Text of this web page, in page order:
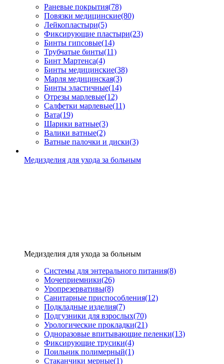
Раневые покрытия(78)
Повязки медицинские(80)
Лейкопластыри(5)
Фиксирующие пластыри(23)
Бинты гипсовые(14)
Трубчатые бинты(11)
Бинт Мартенса(4)
Бинты медицинские(38)
Марля медицинская(3)
Бинты эластичные(14)
Отрезы марлевые(12)
Салфетки марлевые(11)
Вата(19)
Шарики ватные(3)
Валики ватные(2)
Ватные палочки и диски(3)
Медизделия для ухода за больным
Медизделия для ухода за больным
Системы для энтерального питания(8)
Мочеприемники(26)
Уропрезервативы(8)
Санитарные приспособления(12)
Подкладные изделия(7)
Подгузники для взрослых(70)
Урологические прокладки(21)
Одноразовые впитывающие пеленки(13)
Фиксирующие трусики(4)
Поильник полимерный(1)
Стаканчики мерные(1)